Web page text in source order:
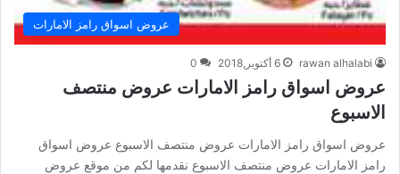
عروض اسواق رامز الامارات
rawan alhalabi 6 أكتوبر,2018 0
عروض اسواق رامز الامارات عروض منتصف
الاسبوع
عروض اسواق رامز الامارات عروض منتصف الاسبوع عروض اسواق
رامز الامارات عروض منتصف الاسبوع نقدمها لكم من موقع عروض